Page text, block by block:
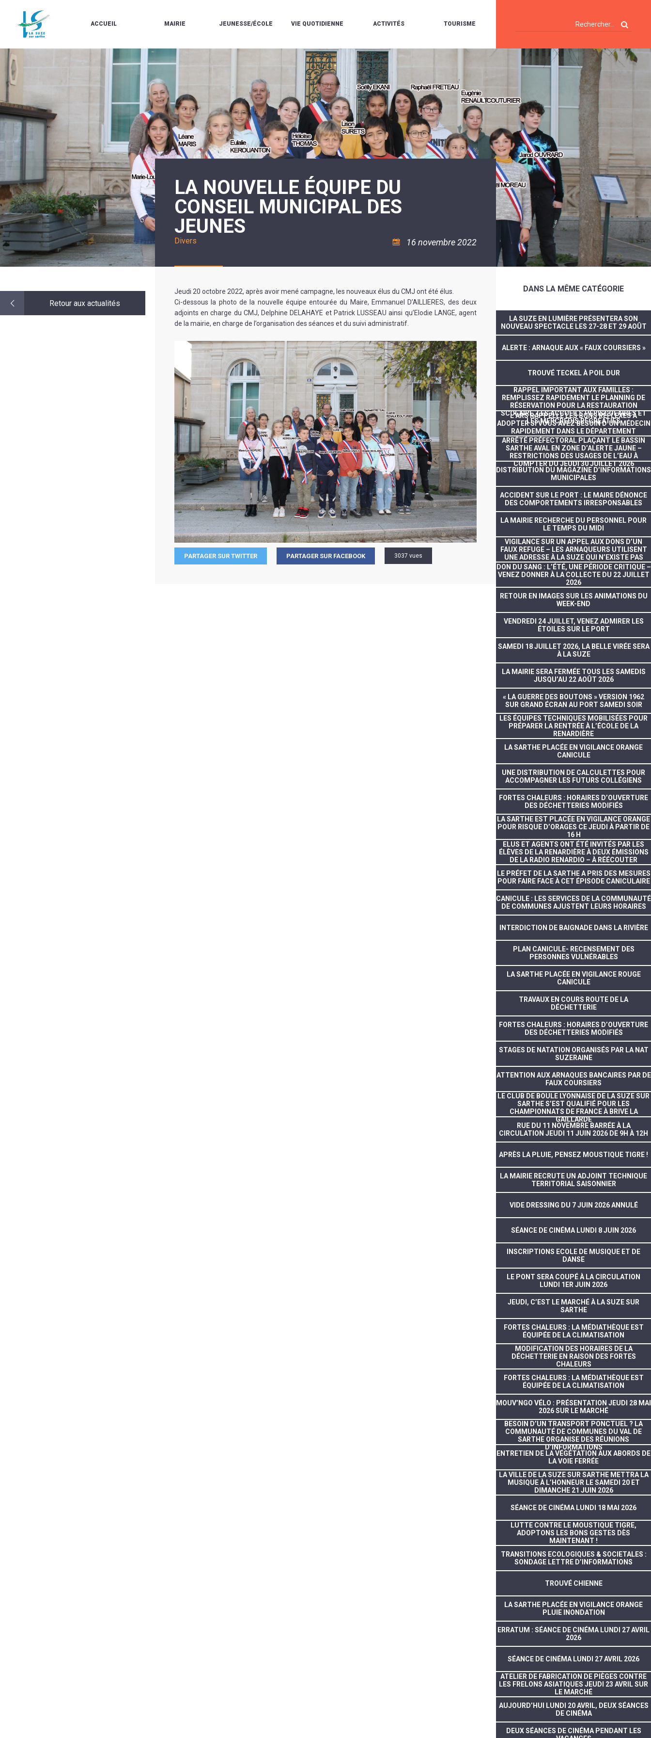
ACCUEIL
LA
AU
DÉBUT
DU
SIÈCLE
MAIRIE
ÉLUS
HORAIRES
URBANISME/PLU
EN
LIGNE
CARTES
D'IDENTITÉ-
PASSEPORTS
LE
CMJ
RÉUNIONS
DU
CONSEIL
MUNICIPAL
ARRÊTÉS
ET
DÉCISIONS
DU
MAIRE
LE
MOT
LA
JEUNESSE/ÉCOLE
LOISIRS
PÉRISCOLAIRE
MERCREDIS
RÉCRÉATIFS
LE
RESTAURANT
SCOLAIRE
LES
ÉCOLES
/
LE
JEUNES
11
18
ANS
ASSOCIATION
LA
VIE QUOTIDIENNE
ESPACE
VIE
SOCIALE
QUELQUES
RÈGLES
DE
VIE
ENVIRONNEMENT
L'EAU
ET
L'ASSAINISSEMENT
LA
RÉSIDENCE
CCAS
LA
POLICE
MUNICIPALE
ACTIVITÉS
LA
MÉDIATHÈQUE
L'ÉCOLE
COMMUNAUTAIRE
DE
MUSIQUE
L'ÉCOLE
COMMUNAUTAIRE
DE
DANSE
LA
PISCINE
COMMUNAUTAIRE
ASSOCIATIONS
TOURISME
ET
DÉCOUVERTES
LES
RANDONNÉES
LE
CAMPING
POUR
CAMPING-
CARS
TENTES
ET
Retour aux actualités
LA NOUVELLE ÉQUIPE DU
CONSEIL MUNICIPAL DES
JEUNES
Divers 16 novembre 2022
Jeudi 20 octobre 2022, après avoir mené campagne, les nouveaux élus du CMJ ont été élus.
Ci-dessous la photo de la nouvelle équipe entourée du Maire, Emmanuel D’AILLIERES, des deux
adjoints en charge du CMJ, Delphine DELAHAYE et Patrick LUSSEAU ainsi qu’Elodie LANGE, agent
de la mairie, en charge de l’organisation des séances et du suivi administratif.
PARTAGER SUR TWITTER PARTAGER SUR FACEBOOK 3037 vues
DANS LA MÊME CATÉGORIE
LA SUZE EN LUMIÈRE PRÉSENTERA SON
NOUVEAU SPECTACLE LES 27-28 ET 29 AOÛT
ALERTE : ARNAQUE AUX « FAUX COURSIERS »
TROUVÉ TECKEL À POIL DUR
RAPPEL IMPORTANT AUX FAMILLES :
REMPLISSEZ RAPIDEMENT LE PLANNING DE
RÉSERVATION POUR LA RESTAURATION
SCOLAIRE, LES ACCUEILS PÉRISCOLAIRES ET
LES MERCREDIS RÉCRÉATIFS
L’ARS RAPPELLE LES BONS RÉFLEXES À
ADOPTER SI VOUS AVEZ BESOIN D’UN MÉDECIN
RAPIDEMENT DANS LE DÉPARTEMENT
ARRÊTÉ PRÉFECTORAL PLAÇANT LE BASSIN
SARTHE AVAL EN ZONE D’ALERTE JAUNE –
RESTRICTIONS DES USAGES DE L’EAU À
COMPTER DU JEUDI 30 JUILLET 2026
DISTRIBUTION DU MAGAZINE D’INFORMATIONS
MUNICIPALES
ACCIDENT SUR LE PORT : LE MAIRE DÉNONCE
DES COMPORTEMENTS IRRESPONSABLES
LA MAIRIE RECHERCHE DU PERSONNEL POUR
LE TEMPS DU MIDI
VIGILANCE SUR UN APPEL AUX DONS D’UN
FAUX REFUGE – LES ARNAQUEURS UTILISENT
UNE ADRESSE À LA SUZE QUI N’EXISTE PAS
DON DU SANG : L’ÉTÉ, UNE PÉRIODE CRITIQUE –
VENEZ DONNER À LA COLLECTE DU 22 JUILLET
2026
RETOUR EN IMAGES SUR LES ANIMATIONS DU
WEEK-END
VENDREDI 24 JUILLET, VENEZ ADMIRER LES
ÉTOILES SUR LE PORT
SAMEDI 18 JUILLET 2026, LA BELLE VIRÉE SERA
À LA SUZE
LA MAIRIE SERA FERMÉE TOUS LES SAMEDIS
JUSQU’AU 22 AOÛT 2026
« LA GUERRE DES BOUTONS » VERSION 1962
SUR GRAND ÉCRAN AU PORT SAMEDI SOIR
LES ÉQUIPES TECHNIQUES MOBILISÉES POUR
PRÉPARER LA RENTRÉE À L’ÉCOLE DE LA
RENARDIÈRE
LA SARTHE PLACÉE EN VIGILANCE ORANGE
CANICULE
UNE DISTRIBUTION DE CALCULETTES POUR
ACCOMPAGNER LES FUTURS COLLÉGIENS
FORTES CHALEURS : HORAIRES D’OUVERTURE
DES DÉCHETTERIES MODIFIÉS
LA SARTHE EST PLACÉE EN VIGILANCE ORANGE
POUR RISQUE D’ORAGES CE JEUDI À PARTIR DE
16 H
ELUS ET AGENTS ONT ÉTÉ INVITÉS PAR LES
ÉLÈVES DE LA RENARDIÈRE À DEUX ÉMISSIONS
DE LA RADIO RENARDIO – À RÉÉCOUTER
LE PRÉFET DE LA SARTHE A PRIS DES MESURES
POUR FAIRE FACE À CET ÉPISODE CANICULAIRE
CANICULE : LES SERVICES DE LA COMMUNAUTÉ
DE COMMUNES AJUSTENT LEURS HORAIRES
INTERDICTION DE BAIGNADE DANS LA RIVIÈRE
PLAN CANICULE- RECENSEMENT DES
PERSONNES VULNÉRABLES
LA SARTHE PLACÉE EN VIGILANCE ROUGE
CANICULE
TRAVAUX EN COURS ROUTE DE LA
DÉCHETTERIE
FORTES CHALEURS : HORAIRES D’OUVERTURE
DES DÉCHETTERIES MODIFIÉS
STAGES DE NATATION ORGANISÉS PAR LA NAT
SUZERAINE
ATTENTION AUX ARNAQUES BANCAIRES PAR DE
FAUX COURSIERS
LE CLUB DE BOULE LYONNAISE DE LA SUZE SUR
SARTHE S’EST QUALIFIÉ POUR LES
CHAMPIONNATS DE FRANCE À BRIVE LA
GAILLARDE
RUE DU 11 NOVEMBRE BARRÉE À LA
CIRCULATION JEUDI 11 JUIN 2026 DE 9H À 12H
APRÈS LA PLUIE, PENSEZ MOUSTIQUE TIGRE !
LA MAIRIE RECRUTE UN ADJOINT TECHNIQUE
TERRITORIAL SAISONNIER
VIDE DRESSING DU 7 JUIN 2026 ANNULÉ
SÉANCE DE CINÉMA LUNDI 8 JUIN 2026
INSCRIPTIONS ECOLE DE MUSIQUE ET DE
DANSE
LE PONT SERA COUPÉ À LA CIRCULATION
LUNDI 1ER JUIN 2026
JEUDI, C’EST LE MARCHÉ À LA SUZE SUR
SARTHE
FORTES CHALEURS : LA MÉDIATHÈQUE EST
ÉQUIPÉE DE LA CLIMATISATION
MODIFICATION DES HORAIRES DE LA
DÉCHETTERIE EN RAISON DES FORTES
CHALEURS
FORTES CHALEURS : LA MÉDIATHÈQUE EST
ÉQUIPÉE DE LA CLIMATISATION
MOUV’NGO VÉLO : PRÉSENTATION JEUDI 28 MAI
2026 SUR LE MARCHÉ
BESOIN D’UN TRANSPORT PONCTUEL ? LA
COMMUNAUTÉ DE COMMUNES DU VAL DE
SARTHE ORGANISE DES RÉUNIONS
D’INFORMATIONS
ENTRETIEN DE LA VÉGÉTATION AUX ABORDS DE
LA VOIE FERRÉE
LA VILLE DE LA SUZE SUR SARTHE METTRA LA
MUSIQUE À L’HONNEUR LE SAMEDI 20 ET
DIMANCHE 21 JUIN 2026
SÉANCE DE CINÉMA LUNDI 18 MAI 2026
LUTTE CONTRE LE MOUSTIQUE TIGRE,
ADOPTONS LES BONS GESTES DÈS
MAINTENANT !
TRANSITIONS ECOLOGIQUES & SOCIETALES :
SONDAGE LETTRE D’INFORMATIONS
TROUVÉ CHIENNE
LA SARTHE PLACÉE EN VIGILANCE ORANGE
PLUIE INONDATION
ERRATUM : SÉANCE DE CINÉMA LUNDI 27 AVRIL
2026
SÉANCE DE CINÉMA LUNDI 27 AVRIL 2026
ATELIER DE FABRICATION DE PIÈGES CONTRE
LES FRELONS ASIATIQUES JEUDI 23 AVRIL SUR
LE MARCHÉ
AUJOURD’HUI LUNDI 20 AVRIL, DEUX SÉANCES
DE CINÉMA
DEUX SÉANCES DE CINÉMA PENDANT LES